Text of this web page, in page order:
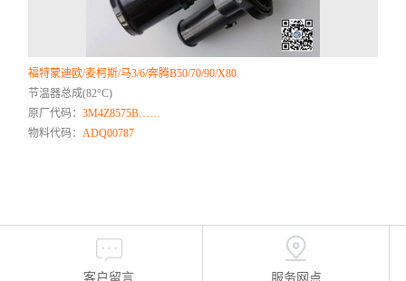
福特蒙迪欧/麦柯斯/马3/6/奔腾B50/70/90/X80
节温器总成(82°C)
原厂代码：3M4Z8575B……
物料代码： ADQ00787
客户留言 服务网点